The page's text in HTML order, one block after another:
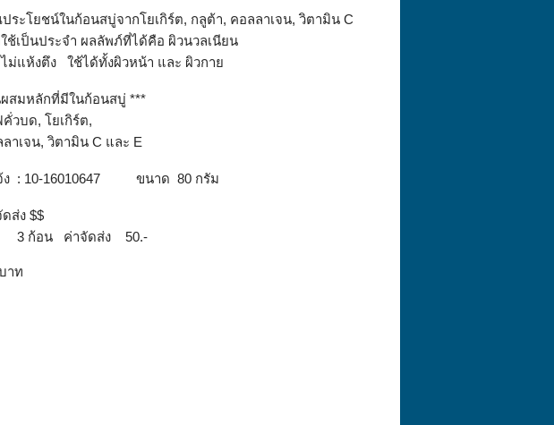
ะโยชน์ในก้อนสบู่จากโยเกิร์ต, กลูต้า, คอลลาเจน, วิตามิน C
ใช้เป็นประจำ ผลลัพภ์ที่ได้คือ ผิวนวลเนียน
ไม่แห้งตึง ใช้ได้ทั้งผิวหน้า และ ผิวกาย
มหลักที่มีในก้อนสบู่ ***
วบด, โยเกิร์ต,
าเจน, วิตามิน C และ E
ง : 10-16010647 ขนาด 80 กรัม
ส่ง $$
ก้อน ค่าจัดส่ง 50.-
าท